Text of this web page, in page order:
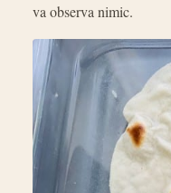
va observa nimic.